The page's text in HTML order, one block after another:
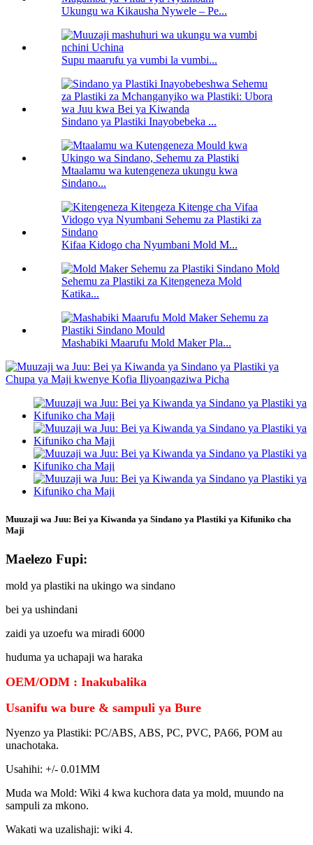
Ukungu wa Kikausha Nywele – Pe...
Supu maarufu ya vumbi la vumbi...
Sindano ya Plastiki Inayobebeka ...
Mtaalamu wa kutengeneza ukungu kwa
Sindano...
Kifaa Kidogo cha Nyumbani Mold M...
Sehemu za Plastiki za Kitengeneza Mold
Katika...
Mashabiki Maarufu Mold Maker Pla...
Muuzaji wa Juu: Bei ya Kiwanda ya Sindano ya Plastiki ya Kifuniko cha
Maji
Maelezo Fupi:
mold ya plastiki na ukingo wa sindano
bei ya ushindani
zaidi ya uzoefu wa miradi 6000
huduma ya uchapaji wa haraka
OEM/ODM : Inakubalika
Usanifu wa bure & sampuli ya Bure
Nyenzo ya Plastiki: PC/ABS, ABS, PC, PVC, PA66, POM au
unachotaka.
Usahihi: +/- 0.01MM
Muda wa Mold: Wiki 4 kwa kuchora data ya mold, muundo na
sampuli za mkono.
Wakati wa uzalishaji: wiki 4.